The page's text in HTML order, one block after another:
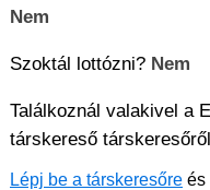
Nem
Szoktál lottózni? Nem
Találkoznál valakivel a
társkereső
Lépj be a társkeresőre és